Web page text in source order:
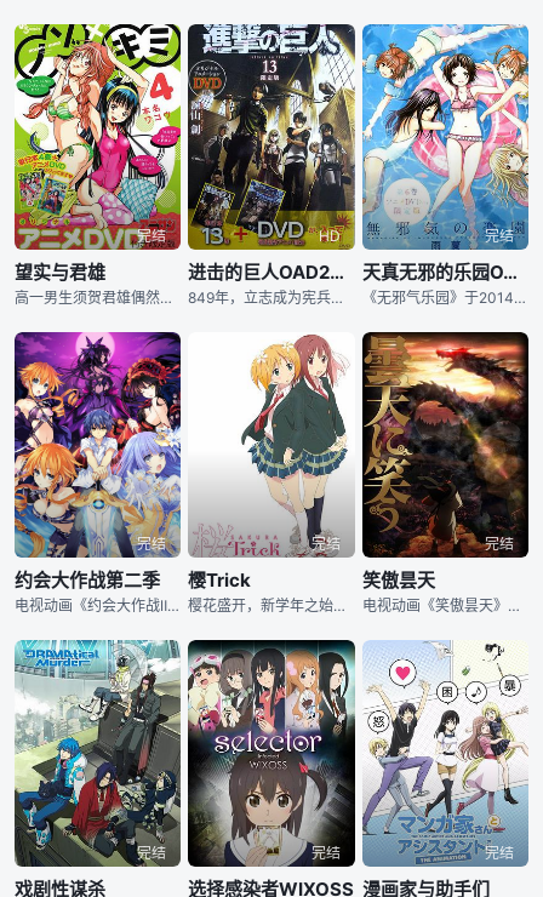
完结
望实与君雄
高一男生须贺君雄偶然被损友“陷害”，阴差阳错地躲进了女子更衣室的衣柜里，在危机关头被同班同学并且是邻居的小岭望实所解救，就在君雄不知该如何面对接下来的学校生活之时，望实却以此事作为要挟，要求君雄和她一起玩一场危险的游戏——“我可以把这件事保密，不过只要我有要求，你就要拉开窗帘，与我‘坦诚相见’！”OAD为单行本第4、5、6卷OAD付限定版。
HD
进击的巨人OAD2：突然的来访者
849年，立志成为宪兵的让经过两年的艰苦历练终于实现愿望，荣归故里。他们在托洛斯特地区的街头巷尾进行实战演习，原本踌躇满志的让接二连三被队友赶超，心中满是愤懑和不甘。赛后他和沙夏等队友发生争吵，并且发誓要在次日的对决中一决胜负。就在此时酒气熏熏的皮克西斯司令突然出现，他宣称将由自己充当裁判，而比赛的内容则改为料理对决。为了找到上等的食材，让和伙伴们纵马来到野外，准备猎杀之前为害乡里的野猪，谁知沙夏一行也尾随而至。沙夏她们最先与野猪遭遇，而事态则朝着难以预测的方向发展……
完结
天真无邪的乐园OAD
《无邪气乐园》于2014年3月27日宣布动画化，随2014年8月29日发售的单行本第6卷限定版同捆推出。2015年8月28日发售的单行本第8卷限定版则将同捆推出全新的OVA。故事讲述25岁一无所成浑浑噩噩度日的废材男主角反田省太在看到曾经的同学们个个光鲜艳丽前途光明，不禁自惭形秽。沮丧的省太在同学会后，不慎失足掉入泳池，结果竟然时光倒流、带著25岁的心智回到10岁的过去回到了10岁的时候！原本在他印象里成熟妩媚的女同学们，现在全都变回了小学5年级的小女生。在省太谢天谢地的同时，他发现了一个事实：发育中的青
完结
约会大作战第二季
电视动画《约会大作战Ⅱ》是根据日本小说家橘公司著作、つなこ（Tsunako）负责插画的轻小说《约会大作战》改编的同名电视动画的第二期作品。2013年6月22日，由AIC PLUS 制作的第一季第12话末尾宣布了该作二期制作决定的消息。动画公司由AIC PLUS 更换成Production IMS制作。原作小说作者橘公司也在第一时间发了动画二期决定的推文。伴随着空间震荡、拥有毁灭世界力量的精灵。然后，五河士道拥有封印那个普通的精灵的力量的能力。打破那样的士道的，平静健康的假日的午后，突然的爆炸声音。那是再次
完结
樱Trick
樱花盛开，新学年之始。高山春香（户松遥 配音）与挚友园田优（井口裕香 配音）一同升入即将在三年后废校的美里西高中，成为最后一届一年级学生。开学第一天她们就结识了班上不少的女生：琴音，南雫，以及小枫和柚子。娇小可爱的优很快就得到其他女同学的喜爱，心底里喜欢着优的春香不禁心生醋意，担心自己不再是优的“特别的人”。为了让彼此成为对方“特别”的存在，她们用了一种特别的方式——KISS。漫天樱花飞舞，少女们因为KISS而加深了羁绊，快乐甜蜜又伴随着酸涩的粉红色百合物语，在春天里升温发酵。本动画改编自日本漫画家タチ的
完结
笑傲昙天
电视动画《笑傲昙天》改编自日本漫画家唐唐烟作画的同名漫画。故事以日本最大的湖泊——琵琶湖为舞台，讲述了关于祭祀大蛇的阴天神社之三兄弟演绎的一段潇洒奢华的传奇。在漫画杂志《月刊Comic Avarus》2013年9月号（8月12日发售）、漫画最终卷第6卷（8月12日发售）书腰上，发表了《笑傲昙天》TV动画化的决定 [1] 。电视动画于2014年10月3日播首播，全12集。
完结
戏剧性谋杀
完结
选择感染者WIXOSS
完结
漫画家与助手们